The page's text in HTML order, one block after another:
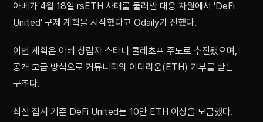
아베가 4월 18일 rsETH 사태를 둘러싼 대응 차원에서 'DeFi
United' 구제 계획을 시작했다고 Odaily가 전했다.
이번 계획은 아베 창립자 스타니 쿨레초프 주도로 추진됐으며,
공개 모금 방식으로 커뮤니티의 이더리움(ETH) 기부를 받는
구조다.
최신 집계 기준 DeFi United는 10만 ETH 이상을 모금했다.